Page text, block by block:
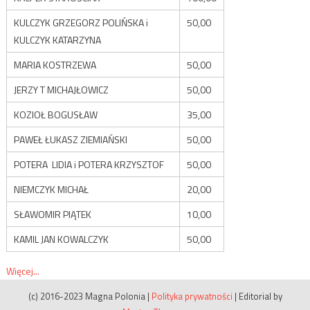
KULCZYK GRZEGORZ POLIŃSKA i
KULCZYK KATARZYNA
50,00
MARIA KOSTRZEWA
50,00
JERZY T MICHAJŁOWICZ
50,00
KOZIOŁ BOGUSŁAW
35,00
PAWEŁ ŁUKASZ ZIEMIAŃSKI
50,00
POTERA LIDIA i POTERA KRZYSZTOF
50,00
NIEMCZYK MICHAŁ
20,00
SŁAWOMIR PIĄTEK
10,00
KAMIL JAN KOWALCZYK
50,00
Więcej...
(c) 2016-2023 Magna Polonia | Polityka prywatności | Editorial by